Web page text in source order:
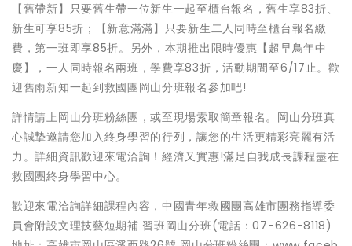
【舊帶新】只要舊生帶一位新生一起至櫃台報名，舊生享83折、
新生可享85折；【新意滿滿】只要新生二人同時至櫃台報名繳
費，第一班即享85折。另外，本期推出限時優惠【超早鳥年中
慶】，一人同時報名兩班，學費享83折，活動期間至6/17止。歡
迎舊雨新知一起到救國團岡山分班報名參加吧!
詳情請上岡山分班粉絲團，或至現場索取簡章報名。岡山分班真
心誠摯邀請您加入終身學習的行列，讓您的生活更精彩亮麗有活
力。詳細資訊歡迎來電洽詢！經濟又實惠!滿足自我成長課程盡在
救國團終身學習中心。
歡迎來電洽詢詳細課程內容，中國青年救國團高雄市團務指導委
員會附設文理技藝短期補 習班岡山分班(電話：07-626-8118)